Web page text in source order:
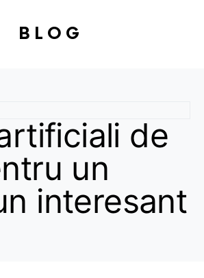
BLOG
de
un
interesant